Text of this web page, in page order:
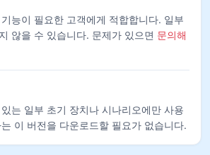
능이 필요한 고객에게 적합합니다. 일부
않을 수 있습니다. 문제가 있으면 문의해
는 일부 초기 장치나 시나리오에만 사용
이 버전을 다운로드할 필요가 없습니다.